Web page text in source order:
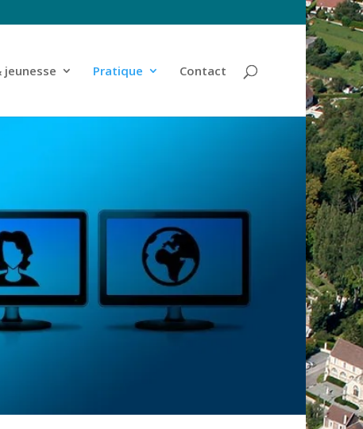
jeunesse Pratique Contact